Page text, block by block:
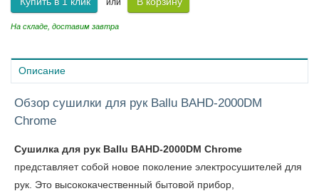
или
На складе, доставим завтра
Описание
Обзор сушилки для рук Ballu BAHD-2000DM
Chrome
Сушилка для рук Ballu BAHD-2000DM Chrome
представляет собой новое поколение электросушителей для
рук. Это высококачественный бытовой прибор,